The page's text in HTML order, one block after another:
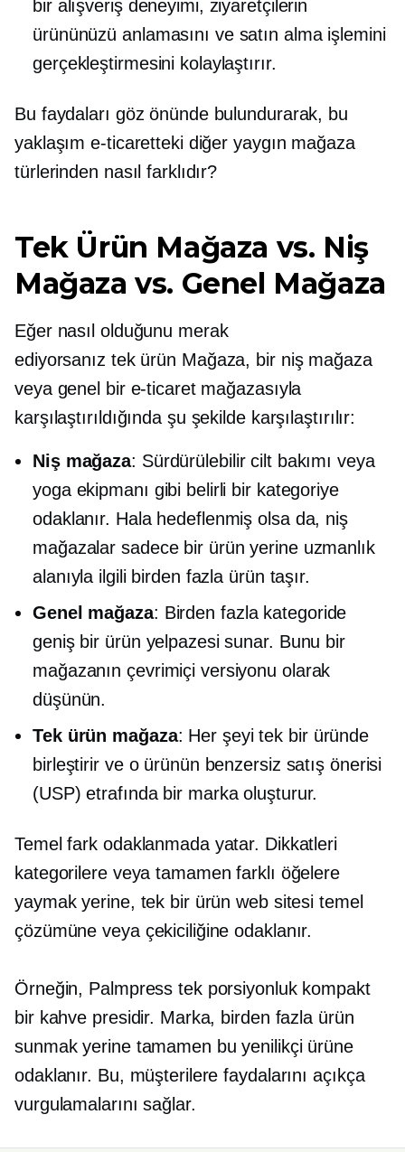
bir alışveriş deneyimi, ziyaretçilerin
ürününüzü anlamasını ve satın alma işlemini
gerçekleştirmesini kolaylaştırır.
Bu faydaları göz önünde bulundurarak, bu
yaklaşım e-ticaretteki diğer yaygın mağaza
türlerinden nasıl farklıdır?
Tek Ürün Mağaza vs. Niş
Mağaza vs. Genel Mağaza
Eğer nasıl olduğunu merak
ediyorsanız tek ürün Mağaza, bir niş mağaza
veya genel bir e-ticaret mağazasıyla
karşılaştırıldığında şu şekilde karşılaştırılır:
Niş mağaza: Sürdürülebilir cilt bakımı veya
yoga ekipmanı gibi belirli bir kategoriye
odaklanır. Hala hedeflenmiş olsa da, niş
mağazalar sadece bir ürün yerine uzmanlık
alanıyla ilgili birden fazla ürün taşır.
Genel mağaza: Birden fazla kategoride
geniş bir ürün yelpazesi sunar. Bunu bir
mağazanın çevrimiçi versiyonu olarak
düşünün.
Tek ürün mağaza: Her şeyi tek bir üründe
birleştirir ve o ürünün benzersiz satış önerisi
(USP) etrafında bir marka oluşturur.
Temel fark odaklanmada yatar. Dikkatleri
kategorilere veya tamamen farklı öğelere
yaymak yerine, tek bir ürün web sitesi temel
çözümüne veya çekiciliğine odaklanır.
Örneğin, Palmpress tek porsiyonluk kompakt
bir kahve presidir. Marka, birden fazla ürün
sunmak yerine tamamen bu yenilikçi ürüne
odaklanır. Bu, müşterilere faydalarını açıkça
vurgulamalarını sağlar.